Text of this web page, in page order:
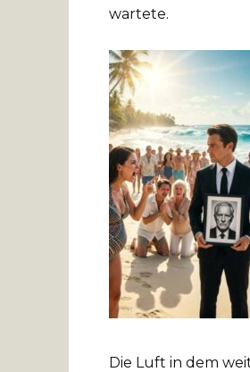
wartete.
Die Luft in dem